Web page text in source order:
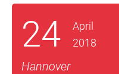
24
April
2018
Hannover